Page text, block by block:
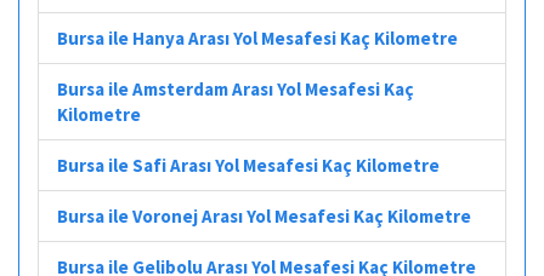
Bursa ile Hanya Arası Yol Mesafesi Kaç Kilometre
Bursa ile Amsterdam Arası Yol Mesafesi Kaç
Kilometre
Bursa ile Safi Arası Yol Mesafesi Kaç Kilometre
Bursa ile Voronej Arası Yol Mesafesi Kaç Kilometre
Bursa ile Gelibolu Arası Yol Mesafesi Kaç Kilometre